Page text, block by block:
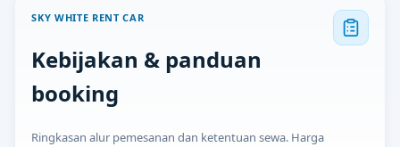
SKY WHITE RENT CAR
Kebijakan & panduan
booking
Ringkasan alur pemesanan dan ketentuan sewa. Harga